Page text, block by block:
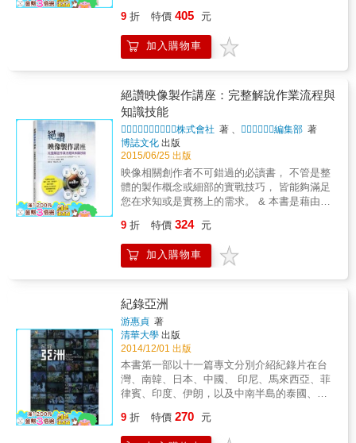
僅存在於平面上。所以到底是什麼，讓人物從
的深刻印象？我行其野，是鄭問走在他心相的
曠野，抑或其實是「我」（自以為）走在鄭問
的荒原？竟發現，這些「問」、問「他是誰」
的過程，更多地其實都是反向地在問自己。
「我」，到底是誰？「我」看到什麼感受到什
麼，「我」要做什麼選擇、下什麼決定？他卻
是生命的鬥士、是勇者。每個階段不論好壞成
敗，他總是認認真真地面對。所以，同他一般
認真地哭、享受著笑吧；好好地恨、專注地愛
吧。生命的深刻只有全心全意投入的人才能體
會，然後等熱情悲喜情緒都散去後、濾過渣滓
後，仍然靜靜地，知道自己在何處、知道什麼
大千世界依舊有情有愛。What a wonderful
world。
在他手中，經營出無數極有企圖心的隱喻詩
篇，詞彙純熟準確，滔滔如長江大河，輕輕如
竊竊私語。近年留台，長年飄泊滄桑之餘，滋
末另撰有30篇〈繫鈴人語〉，解鈴還須繫鈴
人。詩人提供許多詩作原創動力與背景，用意
並不純然要求讀者藉此進行解讀，而是提出一
種解讀前或後的各種「誘因」(incentive)，好讓
讀者「出發」(departure)去尋找自己個人的體驗
紅橙黃綠，紫氣東來 &hellip;&hellip; 佛袖轉身
不見，卻又餘情未了 第二度降臨，不是葉慈是
楚辭 帶長劍，挾秦弓，從山的一端 到另一端，
衣袂飄忽，紅橙黃綠 虹霓朝霞，夕淋霪雨，青
袖。 ──〈虹〉
9 折 特價 405 元
加入購物車
絕讚映像製作講座：完整解說作業流程與
知識技能
．株式會社 著 、 編集部 著
博誌文化 出版
2015/06/25 出版
映像相關創作者不可錯過的必讀書， 不管是整
體的製作概念或細部的實戰技巧， 皆能夠滿足
您在求知或是實務上的需求。 & 本書是藉由經
術或作業等，從基礎到具體的KNOWHOW，乃
至獨特的竅門。我們推薦給因興趣來享受影片
製作樂趣的初學者、以進入業界為目標的學
還有實際上已經到現場從業卻對於相關知識仍
有點不安的讀者來閱讀本書。同時，本書也很
適合作為其他行業希望跨進影片製作領域的入
門手冊。 & 近來，攝影器材的價格下跌，同時
影片編輯也可以透過PC來輕易地進行。因此即
使是沒有經過師徒制來磨練技術的創作者，也
可以做出看起來有那麼一回事的影片；但是如
果要製作出可以發表在公開市場上的影片的
話，則必須要具備最低限度的知識，並且了解
9 折 特價 324 元
加入購物車
紀錄亞洲
游惠貞 著
清華大學 出版
2014/12/01 出版
本書第一部以十一篇專文分別介紹紀錄片在台
灣、南韓、日本、中國、 印尼、馬來西亞、菲
律賓、印度、伊朗，以及中南半島的泰國、越
坦、烏茲別克斯坦、塔吉克斯坦和哈薩克斯坦
等各國的發展概況。 & 第二部由來自蒙古、柬
9 折 特價 270 元